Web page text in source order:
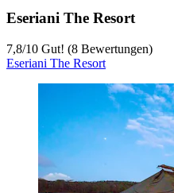
Eseriani The Resort
7,8/10 Gut! (8 Bewertungen)
Eseriani The Resort